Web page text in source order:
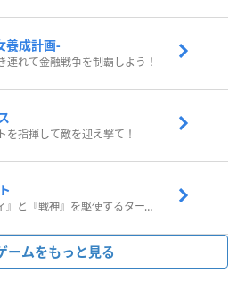
養成計画-
連れて金融戦争を制覇しよう！
を指揮して敵を迎え撃て！
武器の『アビリティ』と『戦神』を駆使するターン制コマンドバトルRPG！
ームをもっと見る